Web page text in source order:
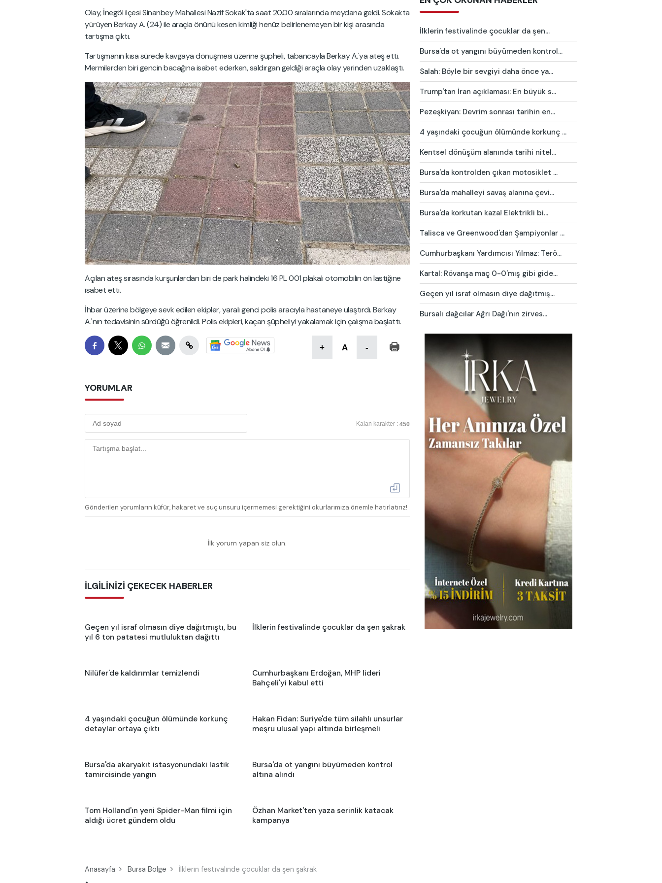
Olay, İnegöl ilçesi Sinanbey Mahallesi Nazif Sokak'ta saat 20.00 sıralarında meydana geldi. Sokakta
yürüyen Berkay A. (24) ile araçla önünü kesen kimliği henüz belirlenemeyen bir kişi arasında
tartışma çıktı.
Tartışmanın kısa sürede kavgaya dönüşmesi üzerine şüpheli, tabancayla Berkay A.'ya ateş etti.
Mermilerden biri gencin bacağına isabet ederken, saldırgan geldiği araçla olay yerinden uzaklaştı.
Açılan ateş sırasında kurşunlardan biri de park halindeki 16 PL 001 plakalı otomobilin ön lastiğine
isabet etti.
İhbar üzerine bölgeye sevk edilen ekipler, yaralı genci polis aracıyla hastaneye ulaştırdı. Berkay
A.'nın tedavisinin sürdüğü öğrenildi. Polis ekipleri, kaçan şüpheliyi yakalamak için çalışma başlattı.
+ A -
YORUMLAR
Kalan karakter : 450
Gönderilen yorumların küfür, hakaret ve suç unsuru içermemesi gerektiğini okurlarımıza önemle hatırlatırız!
İlk yorum yapan siz olun.
İLGİLİNİZİ ÇEKECEK HABERLER
Geçen yıl israf olmasın diye dağıtmıştı, bu
yıl 6 ton patatesi mutluluktan dağıttı
İlklerin festivalinde çocuklar da şen şakrak
Nilüfer'de kaldırımlar temizlendi
Cumhurbaşkanı Erdoğan, MHP lideri
Bahçeli'yi kabul etti
4 yaşındaki çocuğun ölümünde korkunç
detaylar ortaya çıktı
Hakan Fidan: Suriye'de tüm silahlı unsurlar
meşru ulusal yapı altında birleşmeli
Bursa'da akaryakıt istasyonundaki lastik
tamircisinde yangın
Bursa'da ot yangını büyümeden kontrol
altına alındı
Tom Holland'ın yeni Spider-Man filmi için
aldığı ücret gündem oldu
Özhan Market'ten yaza serinlik katacak
kampanya
İlklerin festivalinde çocuklar da şen...
Bursa'da ot yangını büyümeden kontrol...
Salah: Böyle bir sevgiyi daha önce ya...
Trump'tan İran açıklaması: En büyük s...
Pezeşkiyan: Devrim sonrası tarihin en...
4 yaşındaki çocuğun ölümünde korkunç ...
Kentsel dönüşüm alanında tarihi nitel...
Bursa'da kontrolden çıkan motosiklet ...
Bursa'da mahalleyi savaş alanına çevi...
Bursa'da korkutan kaza! Elektrikli bi...
Talisca ve Greenwood'dan Şampiyonlar ...
Cumhurbaşkanı Yardımcısı Yılmaz: Terö...
Kartal: Rövanşa maç 0-0'mış gibi gide...
Geçen yıl israf olmasın diye dağıtmış...
Bursalı dağcılar Ağrı Dağı'nın zirves...
Anasayfa Bursa Bölge İlklerin festivalinde çocuklar da şen şakrak